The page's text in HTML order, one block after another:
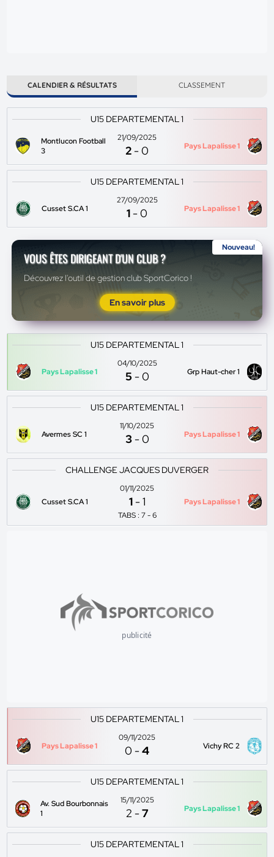
CALENDIER & RÉSULTATS CLASSEMENT
U15 DEPARTEMENTAL 1
Montlucon Football
3
21/09/2025
2 -0 Pays Lapalisse 1
U15 DEPARTEMENTAL 1
Cusset S.CA 1
27/09/2025
1 -0 Pays Lapalisse 1
Nouveau!
VOUS ÊTES DIRIGEANT D'UN CLUB ?
Découvrez l'outil de gestion club SportCorico !
En savoir plus
U15 DEPARTEMENTAL 1
Pays Lapalisse 1
04/10/2025
5 -0 Grp Haut-cher 1
U15 DEPARTEMENTAL 1
Avermes SC 1
11/10/2025
3 -0 Pays Lapalisse 1
CHALLENGE JACQUES DUVERGER
Cusset S.CA 1
01/11/2025
1 -1
TABS : 7 - 6
Pays Lapalisse 1
publicité
U15 DEPARTEMENTAL 1
Pays Lapalisse 1
09/11/2025
0 -4 Vichy RC 2
U15 DEPARTEMENTAL 1
Av. Sud Bourbonnais
1
15/11/2025
2 -7 Pays Lapalisse 1
U15 DEPARTEMENTAL 1